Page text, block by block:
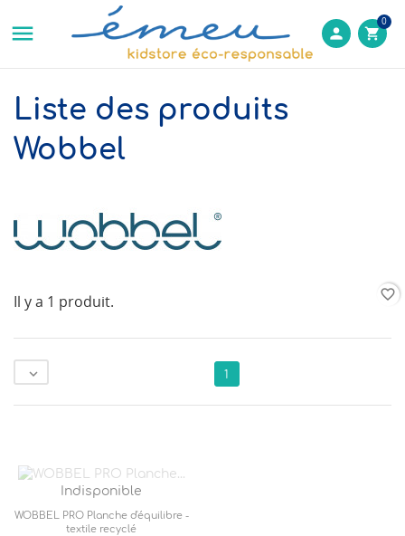
 person shopping_cart
0
Liste des produits
Wobbel
Il y a 1 produit.
 1
Indisponible
WOBBEL PRO Planche d'équilibre -
textile recyclé
favorite_border